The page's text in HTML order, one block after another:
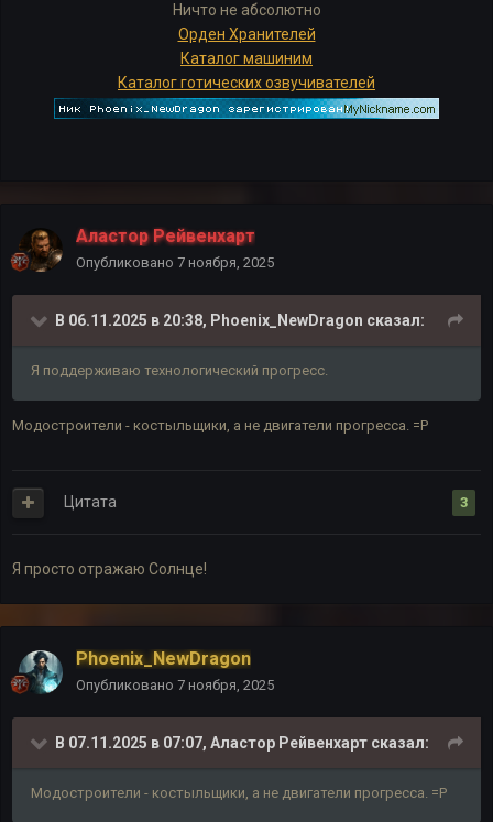
Ничто не абсолютно
Орден Хранителей
Каталог машиним
Каталог готических озвучивателей
Аластор Рейвенхарт
Опубликовано 7 ноября, 2025
В 06.11.2025 в 20:38, Phoenix_NewDragon сказал:
Я поддерживаю технологический прогресс.
Модостроители - костыльщики, а не двигатели прогресса. =Р
3
Цитата
Я просто отражаю Солнце!
Phoenix_NewDragon
Опубликовано 7 ноября, 2025
В 07.11.2025 в 07:07, Аластор Рейвенхарт сказал:
Модостроители - костыльщики, а не двигатели прогресса. =Р